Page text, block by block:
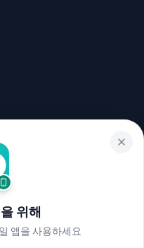
든 권리 보유.
위해
앱을 사용하세요